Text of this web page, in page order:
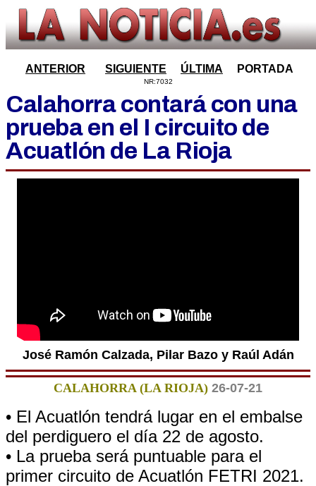
ANTERIOR SIGUIENTE ÚLTIMA PORTADA
NR:7032
Calahorra contará con una
prueba en el I circuito de
Acuatlón de La Rioja
José Ramón Calzada, Pilar Bazo y Raúl Adán
CALAHORRA (LA RIOJA) 26-07-21
• El Acuatlón tendrá lugar en el embalse
del perdiguero el día 22 de agosto.
• La prueba será puntuable para el
primer circuito de Acuatlón FETRI 2021.